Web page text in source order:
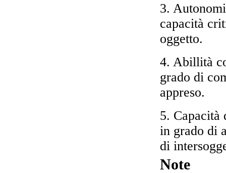
3.
capacità
oggetto.
4. Abillità
grado di
appreso.
5. Capacità
in grado di
di
Note